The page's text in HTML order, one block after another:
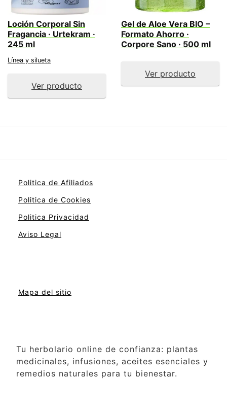
Loción Corporal Sin
Fragancia · Urtekram ·
245 ml
Línea y silueta
Ver producto
Gel de Aloe Vera BIO –
Formato Ahorro ·
Corpore Sano · 500 ml
Ver producto
Politica de Afiliados
Politica de Cookies
Politica Privacidad
Aviso Legal
Mapa del sitio
Tu herbolario online de confianza: plantas
medicinales, infusiones, aceites esenciales y
remedios naturales para tu bienestar.